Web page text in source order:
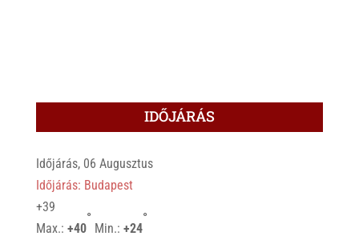
IDŐJÁRÁS
Időjárás, 06 Augusztus
Időjárás: Budapest
+39
Max.: +40
°
Min.: +24
°